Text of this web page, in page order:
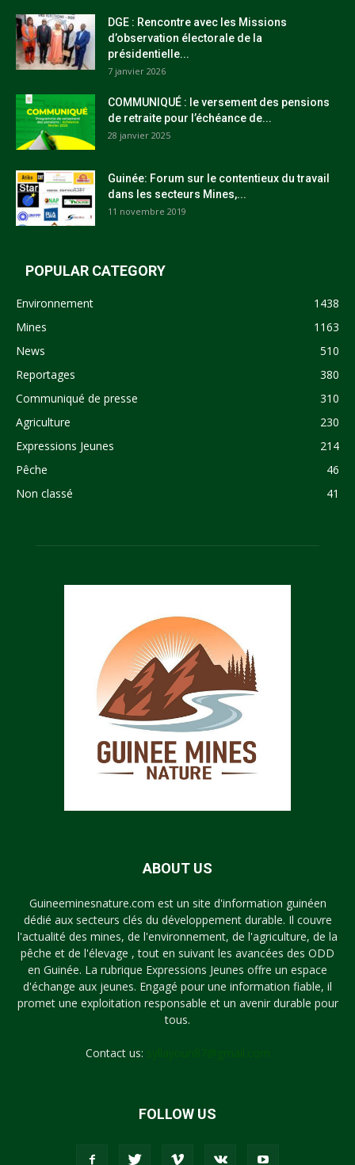
DGE : Rencontre avec les Missions
d’observation électorale de la
présidentielle...
7 janvier 2026
COMMUNIQUÉ : le versement des pensions
de retraite pour l’échéance de...
28 janvier 2025
Guinée: Forum sur le contentieux du travail
dans les secteurs Mines,...
11 novembre 2019
POPULAR CATEGORY
Environnement
1438
Mines
1163
News
510
Reportages
380
Communiqué de presse
310
Agriculture
230
Expressions Jeunes
214
Pêche
46
Non classé
41
ABOUT US
Guineeminesnature.com est un site d'information guinéen
dédié aux secteurs clés du développement durable. Il couvre
l'actualité des mines, de l'environnement, de l'agriculture, de la
pêche et de l'élevage , tout en suivant les avancées des ODD
en Guinée. La rubrique Expressions Jeunes offre un espace
d'échange aux jeunes. Engagé pour une information fiable, il
promet une exploitation responsable et un avenir durable pour
tous.
Contact us:
FOLLOW US